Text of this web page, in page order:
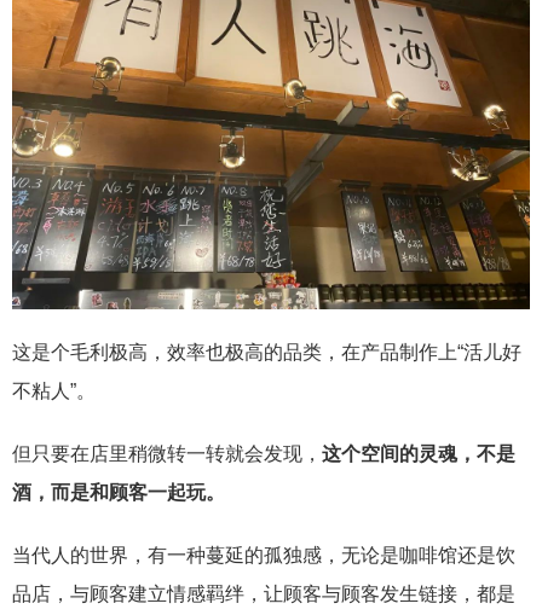
这是个毛利极高，效率也极高的品类，在产品制作上“活儿好
不粘人”。
但只要在店里稍微转一转就会发现， 这个空间的灵魂，不是
酒，而是和顾客一起玩。
当代人的世界，有一种蔓延的孤独感，无论是咖啡馆还是饮
品店，与顾客建立情感羁绊，让顾客与顾客发生链接，都是